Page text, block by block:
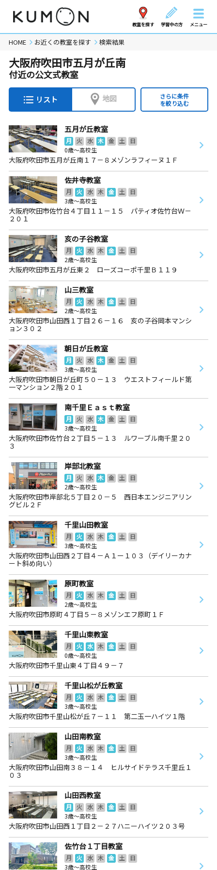
教室を探す 学習中の方 メニュー
HOME お近くの教室を探す 検索結果
大阪府吹田市五月が丘南
付近の公文式教室
リスト 地図
さらに条件
を絞り込む
五月が丘教室
月 火 水 木 金 土
日
0歳～高校生
大阪府吹田市五月が丘南１７－８メゾンラフィーヌ１Ｆ
佐井寺教室
月 火 水 木 金 土
日
3歳～高校生
大阪府吹田市佐竹台４丁目１１－１５ パティオ佐竹台Ｗ－
２０１
亥の子谷教室
月 火 水 木 金 土
日
2歳～高校生
大阪府吹田市五月が丘東２ ローズコーポ千里Ｂ１１９
山三教室
月 火 水 木 金 土
日
2歳～高校生
大阪府吹田市山田西１丁目２６－１６ 亥の子谷岡本マンシ
ョン３０２
朝日が丘教室
月 火 水 木 金 土
日
3歳～高校生
大阪府吹田市朝日が丘町５０－１３ ウエストフィールド第
一マンション２階２０１
南千里Ｅａｓｔ教室
月 火 水 木 金 土
日
3歳～高校生
大阪府吹田市佐竹台２丁目５－１３ ルワーブル南千里２０
３
岸部北教室
月 火 水 木 金 土
日
2歳～高校生
大阪府吹田市岸部北５丁目２０－５ 西日本エンジニアリン
グビル２Ｆ
千里山田教室
月 火 水 木 金 土
日
3歳～高校生
大阪府吹田市山田西２丁目４－Ａ１ー１０３（デイリーカナ
ート斜め向い）
原町教室
月 火 水 木 金 土
日
2歳～高校生
大阪府吹田市原町４丁目５－８メゾンエフ原町１Ｆ
千里山東教室
月 火 水 木 金 土
日
0歳～高校生
大阪府吹田市千里山東４丁目４９－７
千里山松が丘教室
月 火 水 木 金 土
日
3歳～高校生
大阪府吹田市千里山松が丘７－１１ 第二玉一ハイツ１階
山田南教室
月 火 水 木 金 土
日
3歳～高校生
大阪府吹田市山田南３８－１４ ヒルサイドテラス千里丘１
０３
山田西教室
月 火 水 木 金 土
日
3歳～高校生
大阪府吹田市山田西１丁目２－２７ハニーハイツ２０３号
佐竹台１丁目教室
月 火 水 木 金 土
日
3歳～高校生